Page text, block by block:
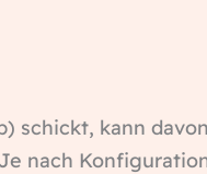
schickt, kann
nach